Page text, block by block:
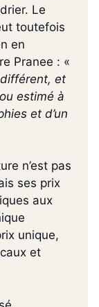
Le
toutefois
en
Pranee : «
et
estimé à
et d’un
n’est pas
ses prix
aux
unique,
et